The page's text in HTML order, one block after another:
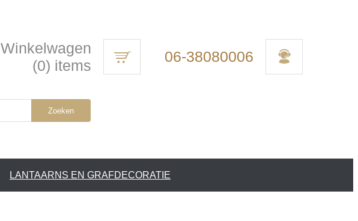
Winkelwagen
(0) items
06-38080006
Zoeken
LANTAARNS EN GRAFDECORATIE